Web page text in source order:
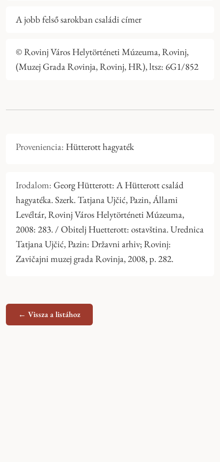
A jobb felső sarokban családi címer
© Rovinj Város Helytörténeti Múzeuma, Rovinj,
(Muzej Grada Rovinja, Rovinj, HR), ltsz: 6G1/852
Proveniencia: Hütterott hagyaték
Irodalom: Georg Hütterott: A Hütterott család
hagyatéka. Szerk. Tatjana Ujčić, Pazin, Állami
Levéltár, Rovinj Város Helytörténeti Múzeuma,
2008: 283. / Obitelj Huetterott: ostavština. Urednica
Tatjana Ujčić, Pazin: Državni arhiv; Rovinj:
Zavičajni muzej grada Rovinja, 2008, p. 282.
← Vissza a listához